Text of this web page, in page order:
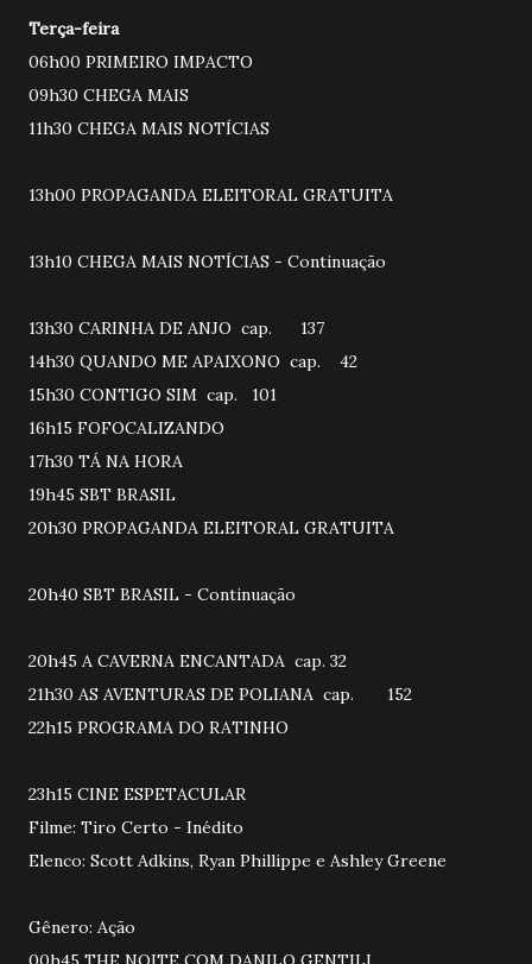
Terça-feira
06h00 PRIMEIRO IMPACTO
09h30 CHEGA MAIS
11h30 CHEGA MAIS NOTÍCIAS
13h00 PROPAGANDA ELEITORAL GRATUITA
13h10 CHEGA MAIS NOTÍCIAS - Continuação
13h30 CARINHA DE ANJO cap. 137
14h30 QUANDO ME APAIXONO cap. 42
15h30 CONTIGO SIM cap. 101
16h15 FOFOCALIZANDO
17h30 TÁ NA HORA
19h45 SBT BRASIL
20h30 PROPAGANDA ELEITORAL GRATUITA
20h40 SBT BRASIL - Continuação
20h45 A CAVERNA ENCANTADA cap. 32
21h30 AS AVENTURAS DE POLIANA cap. 152
22h15 PROGRAMA DO RATINHO
23h15 CINE ESPETACULAR
Filme: Tiro Certo - Inédito
Elenco: Scott Adkins, Ryan Phillippe e Ashley Greene
Gênero: Ação